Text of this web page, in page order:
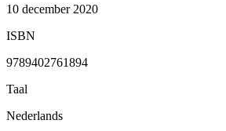
10 december 2020
ISBN
9789402761894
Taal
Nederlands